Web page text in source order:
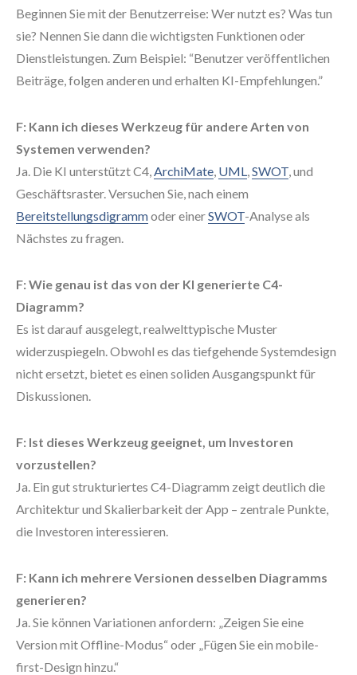
Beginnen Sie mit der Benutzerreise: Wer nutzt es? Was tun
sie? Nennen Sie dann die wichtigsten Funktionen oder
Dienstleistungen. Zum Beispiel: “Benutzer veröffentlichen
Beiträge, folgen anderen und erhalten KI-Empfehlungen.”
F: Kann ich dieses Werkzeug für andere Arten von
Systemen verwenden?
Ja. Die KI unterstützt C4,ArchiMate, UML,SWOT, und
Geschäftsraster. Versuchen Sie, nach einem
Bereitstellungsdigrammoder einerSWOT-Analyse als
Nächstes zu fragen.
F: Wie genau ist das von der KI generierte C4-
Diagramm?
Es ist darauf ausgelegt, realwelttypische Muster
widerzuspiegeln. Obwohl es das tiefgehende Systemdesign
nicht ersetzt, bietet es einen soliden Ausgangspunkt für
Diskussionen.
F: Ist dieses Werkzeug geeignet, um Investoren
vorzustellen?
Ja. Ein gut strukturiertes C4-Diagramm zeigt deutlich die
Architektur und Skalierbarkeit der App – zentrale Punkte,
die Investoren interessieren.
F: Kann ich mehrere Versionen desselben Diagramms
generieren?
Ja. Sie können Variationen anfordern: „Zeigen Sie eine
Version mit Offline-Modus“ oder „Fügen Sie ein mobile-
first-Design hinzu.“